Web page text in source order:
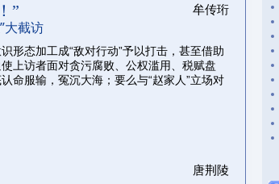
牟传珩
”
大截访
形态加工成“敌对行动”予以打击，甚至借助
上访者面对贪污腐败、公权滥用、税赋盘
命服输，冤沉大海；要么与“赵家人”立场对
唐荆陵